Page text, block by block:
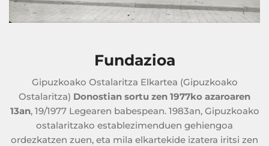
Fundazioa
Gipuzkoako Ostalaritza Elkartea (Gipuzkoako
Ostalaritza) Donostian sortu zen 1977ko azaroaren
13an, 19/1977 Legearen babespean. 1983an, Gipuzkoako
ostalaritzako establezimenduen gehiengoa
ordezkatzen zuen, eta mila elkartekide izatera iritsi zen